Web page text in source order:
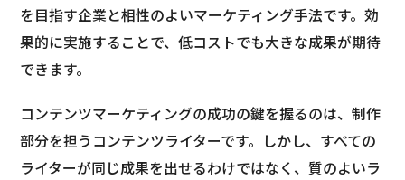
を目指す企業と相性のよいマーケティング手法です。効
果的に実施することで、低コストでも大きな成果が期待
できます。
コンテンツマーケティングの成功の鍵を握るのは、制作
部分を担うコンテンツライターです。しかし、すべての
ライターが同じ成果を出せるわけではなく、質のよいラ